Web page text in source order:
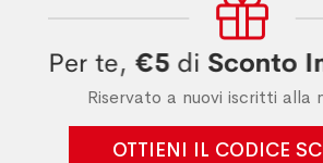
Riservato a nuovi iscritti alla
OTTIENI IL CODICE